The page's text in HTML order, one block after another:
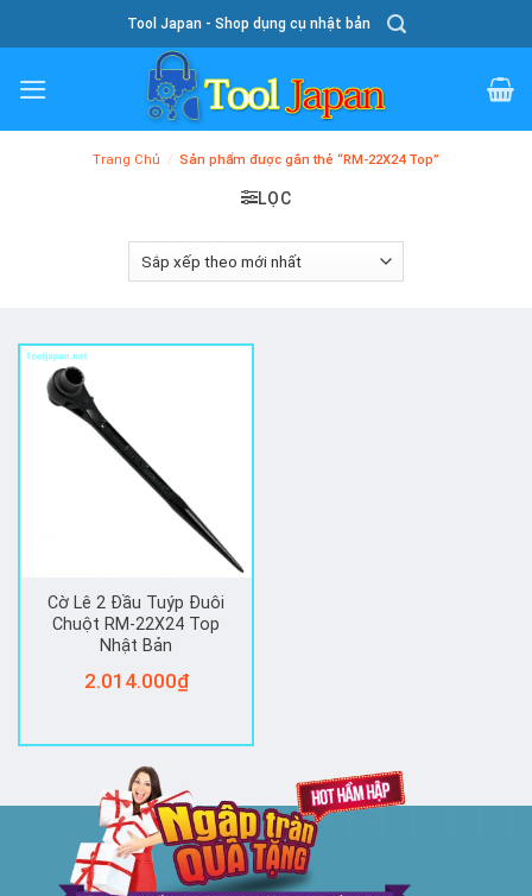
To
Content
Tool Japan - Shop dụng cụ nhật bản
Trang Chủ / Sản phẩm được gắn thẻ “RM-22X24 Top”
LỌC
Cờ Lê 2 Đầu Tuýp Đuôi
Chuột RM-22X24 Top
Nhật Bản
2.014.000₫